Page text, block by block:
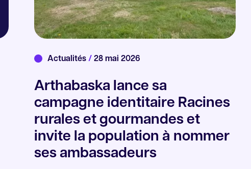
Actualités/ 28 mai 2026
Arthabaska lance sa
campagne identitaire Racines
rurales et gourmandes et
invite la population à nommer
ses ambassadeurs